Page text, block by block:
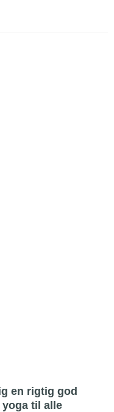
en rigtig god
til alle